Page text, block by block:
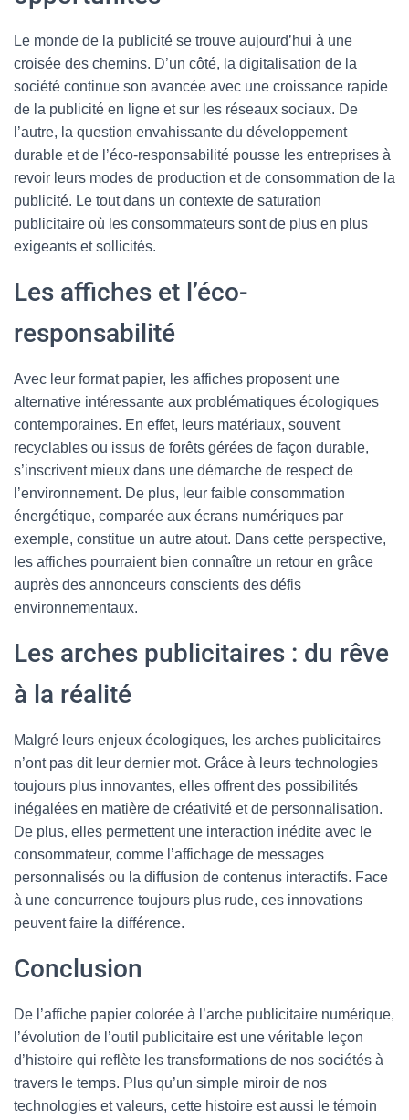
Le monde de la publicité se trouve aujourd’hui à une
croisée des chemins. D’un côté, la digitalisation de la
société continue son avancée avec une croissance rapide
de la publicité en ligne et sur les réseaux sociaux. De
l’autre, la question envahissante du développement
durable et de l’éco-responsabilité pousse les entreprises à
revoir leurs modes de production et de consommation de la
publicité. Le tout dans un contexte de saturation
publicitaire où les consommateurs sont de plus en plus
exigeants et sollicités.
Les affiches et l’éco-
responsabilité
Avec leur format papier, les affiches proposent une
alternative intéressante aux problématiques écologiques
contemporaines. En effet, leurs matériaux, souvent
recyclables ou issus de forêts gérées de façon durable,
s’inscrivent mieux dans une démarche de respect de
l’environnement. De plus, leur faible consommation
énergétique, comparée aux écrans numériques par
exemple, constitue un autre atout. Dans cette perspective,
les affiches pourraient bien connaître un retour en grâce
auprès des annonceurs conscients des défis
environnementaux.
Les arches publicitaires : du rêve
à la réalité
Malgré leurs enjeux écologiques, les arches publicitaires
n’ont pas dit leur dernier mot. Grâce à leurs technologies
toujours plus innovantes, elles offrent des possibilités
inégalées en matière de créativité et de personnalisation.
De plus, elles permettent une interaction inédite avec le
consommateur, comme l’affichage de messages
personnalisés ou la diffusion de contenus interactifs. Face
à une concurrence toujours plus rude, ces innovations
peuvent faire la différence.
Conclusion
De l’affiche papier colorée à l’arche publicitaire numérique,
l’évolution de l’outil publicitaire est une véritable leçon
d’histoire qui reflète les transformations de nos sociétés à
travers le temps. Plus qu’un simple miroir de nos
technologies et valeurs, cette histoire est aussi le témoin